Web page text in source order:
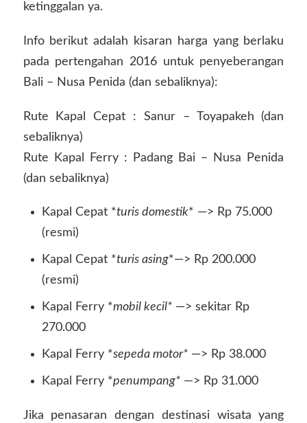
ketinggalan ya.
Info berikut adalah kisaran harga yang berlaku
pada pertengahan 2016 untuk penyeberangan
Bali – Nusa Penida (dan sebaliknya):
Rute Kapal Cepat : Sanur – Toyapakeh (dan
sebaliknya)
Rute Kapal Ferry : Padang Bai – Nusa Penida
(dan sebaliknya)
Kapal Cepat *turis domestik* —> Rp 75.000
(resmi)
Kapal Cepat *turis asing*—> Rp 200.000
(resmi)
Kapal Ferry *mobil kecil*—> sekitar Rp
270.000
Kapal Ferry *sepeda motor*—> Rp 38.000
Kapal Ferry *penumpang*—> Rp 31.000
Jika penasaran dengan destinasi wisata yang